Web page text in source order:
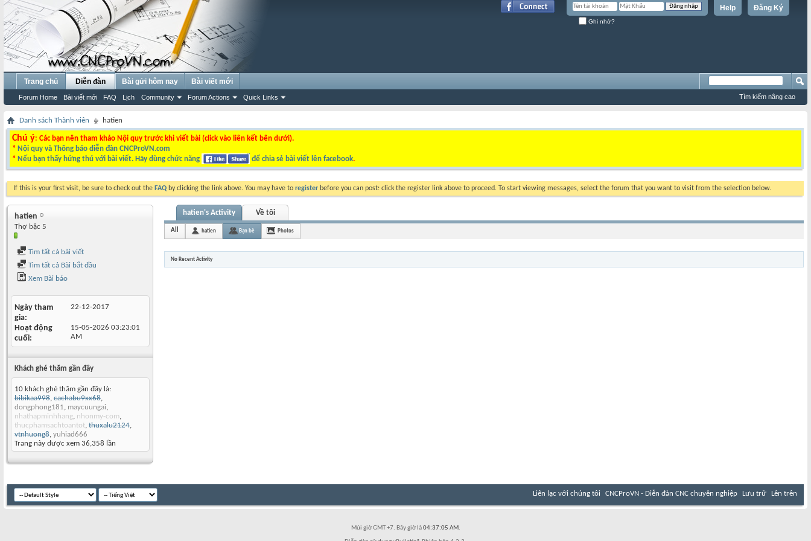
Đăng Ký
Help
Ghi nhớ?
Trang chủ Diễn đàn
Forum Home Bài viết mới FAQ Lịch Community Forum Actions Quick Links
Bài gửi hôm nay Bài viết mới
Tìm kiếm nâng cao
Danh sách Thành viên hatien
Chú ý: Các bạn nên tham khảo Nội quy trước khi viết bài (click vào liên kết bên dưới).
* Nội quy và Thông báo diễn đàn CNCProVN.com
* Nếu bạn thấy hứng thú với bài viết. Hãy dùng chức năng để chia sẻ bài viết lên facebook.
If this is your first visit, be sure to check out the FAQ by clicking the link above. You may have to register before you can post: click the register link above to proceed. To start viewing messages, select the forum that you want to visit from the selection below.
hatien
Thợ bậc 5
Tìm tất cả bài viết
Tìm tất cả Bài bắt đầu
Xem Bài báo
Ngày tham
gia
22-12-2017
Hoạt động
cuối
15-05-2026 03:23:01
AM
Khách ghé thăm gần đây
10 khách ghé thăm gần đây là:
bibikaa998, cachabu9xx68,
dongphong181, maycuungai,
nhathapminhhang, nhonmy-com,
thucphamsachtoantot, thuxalu2124,
vtnhuong8, yuhiad666
Trang này được xem 36,358 lần
hatien's Activity Về tôi
All hatien Bạn bè Photos
No Recent Activity
Liên lạc với chúng tôi CNCProVN - Diễn đàn CNC chuyên nghiệp Lưu trữ Lên trên
Múi giờ GMT +7. Bây giờ là04:37:05 AM.